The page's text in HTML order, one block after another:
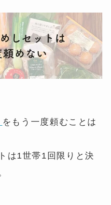
をもう一度頼むことは
は1世帯1回限りと決